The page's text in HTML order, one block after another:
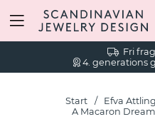
Fri
4. generations
Start
Efva
A Macaron